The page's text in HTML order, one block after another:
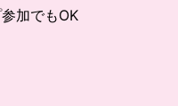
加でもOK